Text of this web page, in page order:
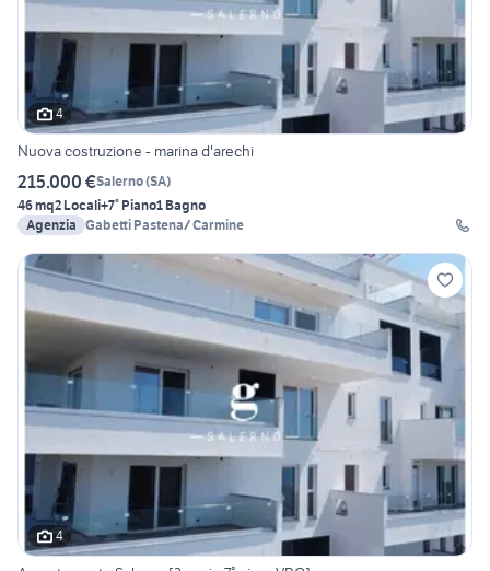
4
Nuova costruzione - marina d'arechi
215.000 €Salerno(SA)
46 mq2 Locali+7° Piano1 Bagno
Agenzia Gabetti Pastena/ Carmine
4